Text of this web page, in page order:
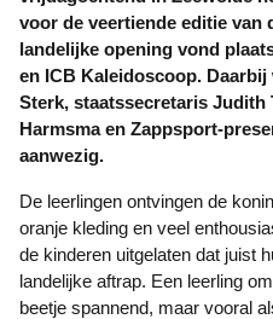
voor de veertiende editie van
landelijke opening vond
en ICB Kaleidoscoop.
Sterk, staatssecretaris Judith
Harmsma en Zappsport-
aanwezig.
De leerlingen ontvingen de koning feestelijk met vlaggetjes,
oranje kleding en veel
de kinderen uitgelaten dat juist
landelijke aftrap. Een leerling
beetje spannend, maar vooral